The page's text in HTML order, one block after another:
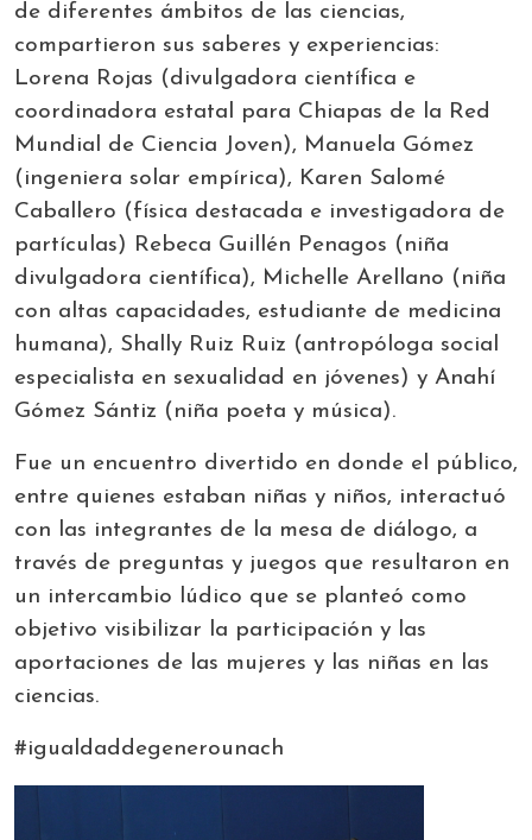
de diferentes ámbitos de las ciencias,
compartieron sus saberes y experiencias:
Lorena Rojas (divulgadora científica e
coordinadora estatal para Chiapas de la Red
Mundial de Ciencia Joven), Manuela Gómez
(ingeniera solar empírica), Karen Salomé
Caballero (física destacada e investigadora de
partículas) Rebeca Guillén Penagos (niña
divulgadora científica), Michelle Arellano (niña
con altas capacidades, estudiante de medicina
humana), Shally Ruiz Ruiz (antropóloga social
especialista en sexualidad en jóvenes) y Anahí
Gómez Sántiz (niña poeta y música).
Fue un encuentro divertido en donde el público,
entre quienes estaban niñas y niños, interactuó
con las integrantes de la mesa de diálogo, a
través de preguntas y juegos que resultaron en
un intercambio lúdico que se planteó como
objetivo visibilizar la participación y las
aportaciones de las mujeres y las niñas en las
ciencias.
#igualdaddegenerounach